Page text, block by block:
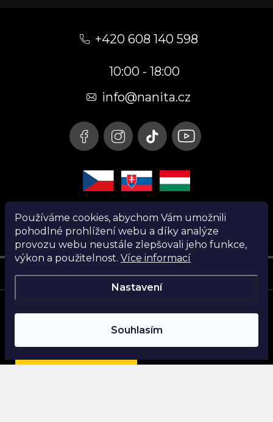
Používáme cookies, abychom Vám umožnili
pohodlné prohlížení webu a díky analýze
provozu webu neustále zlepšovali jeho funkce,
výkon a použitelnost. Více informací
Nastavení
Souhlasím
+420 608 140 598
10:00 - 18:00
info@nanita.cz
Instagram
Copyright 2026Nanita.cz. Všechna práva vyhrazena.
Najdi si parfém